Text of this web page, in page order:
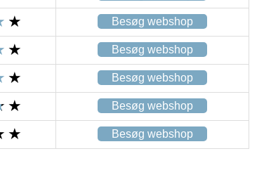
Besøg webshop
Besøg webshop
Besøg webshop
Besøg webshop
Besøg webshop